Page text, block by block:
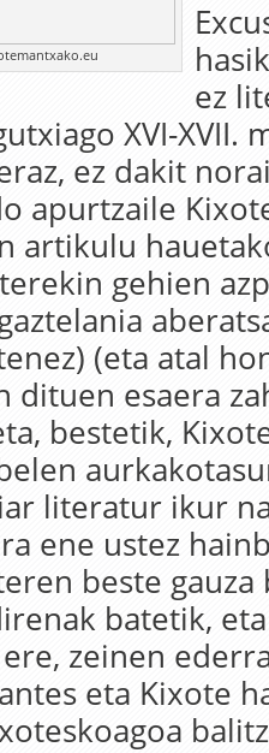
ez
XVI-XVII.
ez dakit
apurtzaile
artikulu
gehien
(eta atal
dituen esaera
bestetik,
literatur ikur
ene ustez
beste gauza
batetik,
zeinen
eta Kixote